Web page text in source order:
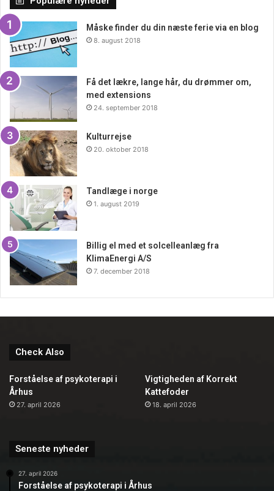
færdigheder, men også en følelse af ansvar og beredskab.
I en nødsituation kan det at have den rette viden og
træning gøre hele forskellen.
Måske finder du din næste ferie via en blog
8. august 2018
Få det lækre, lange hår, du drømmer om,
med extensions
24. september 2018
Kulturrejse
20. oktober 2018
Tandlæge i norge
1. august 2019
Billig el med et solcelleanlæg fra
KlimaEnergi A/S
7. december 2018
Check Also
Forståelse af psykoterapi i
Århus
27. april 2026
Vigtigheden af Korrekt
Kattefoder
18. april 2026
Seneste nyheder
27. april 2026
Forståelse af psykoterapi i Århus